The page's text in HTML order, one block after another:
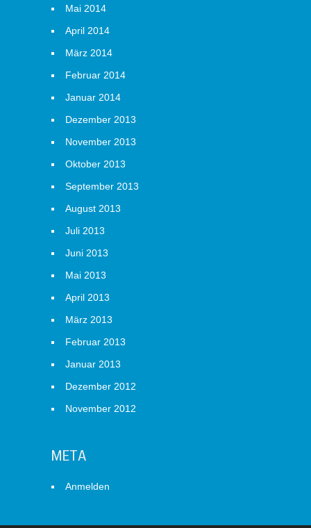
Mai 2014
April 2014
März 2014
Februar 2014
Januar 2014
Dezember 2013
November 2013
Oktober 2013
September 2013
August 2013
Juli 2013
Juni 2013
Mai 2013
April 2013
März 2013
Februar 2013
Januar 2013
Dezember 2012
November 2012
META
Anmelden